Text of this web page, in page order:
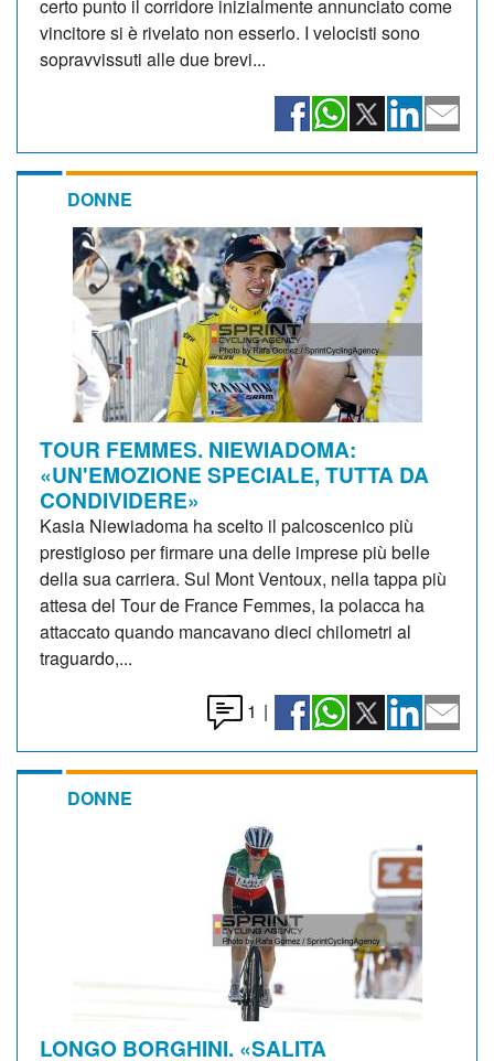
certo punto il corridore inizialmente annunciato come
vincitore si è rivelato non esserlo. I velocisti sono
sopravvissuti alle due brevi...
DONNE
TOUR FEMMES. NIEWIADOMA:
«UN'EMOZIONE SPECIALE, TUTTA DA
CONDIVIDERE»
Kasia Niewiadoma ha scelto il palcoscenico più
prestigioso per firmare una delle imprese più belle
della sua carriera. Sul Mont Ventoux, nella tappa più
attesa del Tour de France Femmes, la polacca ha
attaccato quando mancavano dieci chilometri al
traguardo,...
1 |
DONNE
LONGO BORGHINI. «SALITA